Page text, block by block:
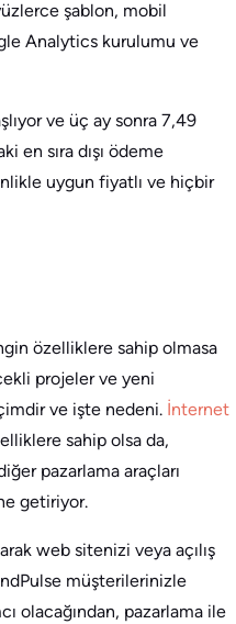
şablon, mobil
Analytics kurulumu ve
ve üç ay sonra 7,49
en sıra dışı ödeme
uygun fiyatlı ve hiçbir
özelliklere sahip olmasa
projeler ve yeni
ve işte nedeni. İnternet
sahip olsa da,
pazarlama araçları
getiriyor.
web sitenizi veya açılış
müşterilerinizle
olacağından, pazarlama ile